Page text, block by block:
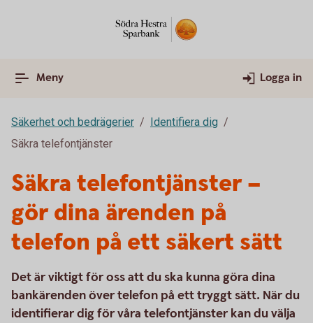
Meny Logga in
Säkerhet och bedrägerier
Identifiera dig
Säkra telefontjänster
Säkra telefontjänster –
gör dina ärenden på
telefon på ett säkert sätt
Det är viktigt för oss att du ska kunna göra dina
bankärenden över telefon på ett tryggt sätt. När du
identifierar dig för våra telefontjänster kan du välja